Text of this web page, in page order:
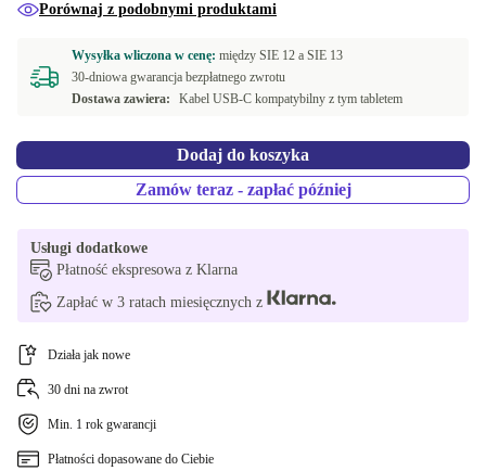
Porównaj z podobnymi produktami
Wysyłka wliczona w cenę: między SIE 12 a SIE 13
30-dniowa gwarancja bezpłatnego zwrotu
Dostawa zawiera:
Kabel USB-C kompatybilny z tym tabletem
Dodaj do koszyka
Zamów teraz - zapłać później
Usługi dodatkowe
Płatność ekspresowa z Klarna
Zapłać w 3 ratach miesięcznych z
Działa jak nowe
30 dni na zwrot
Min. 1 rok gwarancji
Płatności dopasowane do Ciebie